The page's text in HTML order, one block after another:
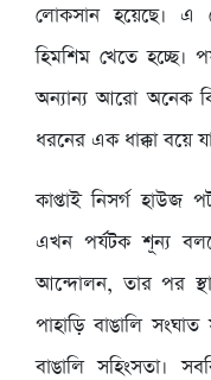
লোকসান হয়েছে। এ
হিমশিম খেতে হচ্ছে।
অন্যান্য আরো অনেক
ধরনের এক ধাক্কা বয়ে
কাপ্তাই নিসর্গ হাউজ
এখন পর্যটক শূন্য
আন্দোলন, তার পর
পাহাড়ি বাঙালি
বাঙালি সহিংসতা।